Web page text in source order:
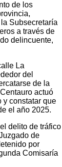
de los
Subsecretaría
a través de
delincuente,
La
del
de la
actuó
y constatar que
el año 2025.
delito de tráfico
de
por
Comisaría